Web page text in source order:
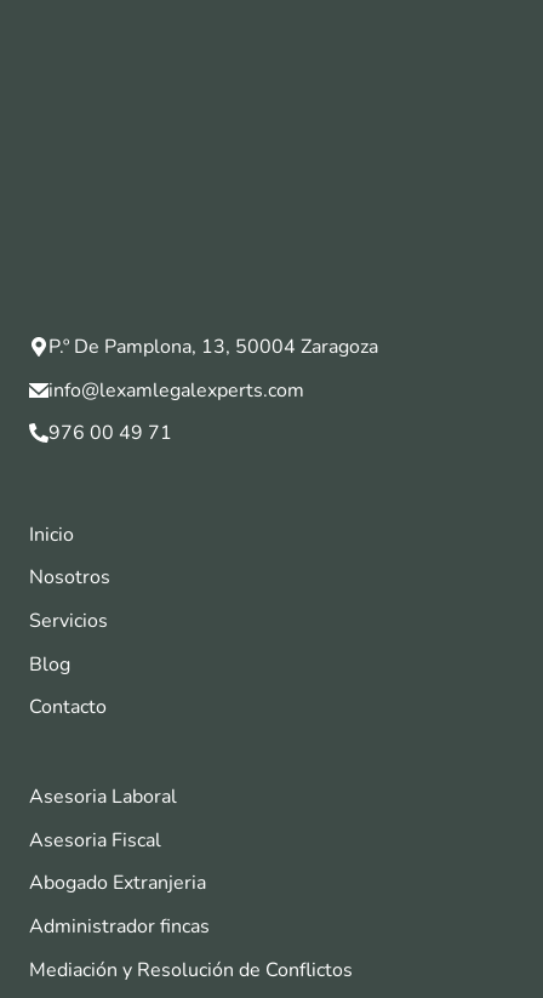
P.º De Pamplona, 13, 50004 Zaragoza
info@lexamlegalexperts.com
976 00 49 71
Inicio
Nosotros
Servicios
Blog
Contacto
Asesoria Laboral
Asesoria Fiscal
Abogado Extranjeria
Administrador fincas
Mediación y Resolución de Conflictos